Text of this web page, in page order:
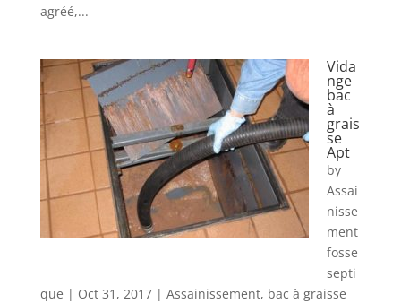
agréé,...
Vida
nge
bac
à
grais
se
Apt
by
Assai
nisse
ment
fosse
septi
que | Oct 31, 2017| Assainissement, bac à graisse